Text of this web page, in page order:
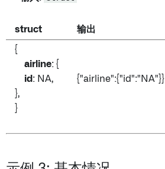
struct 输出
{
airline: {
id : NA,
},
}
{"airline":{"id":"NA"}}